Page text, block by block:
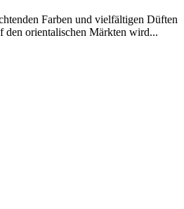
Farben und vielfältigen Düften
den orientalischen Märkten wird...